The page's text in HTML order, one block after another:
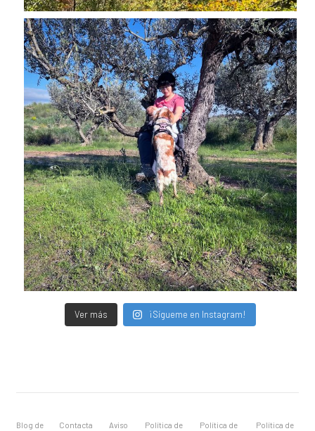
Ver más ¡Sígueme en Instagram!
Blog de Contacta Aviso Política de Política de Política de